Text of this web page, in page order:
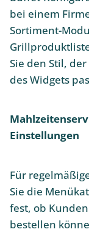
bei einem
Sortiment-
Sie den Stil,
des Widgets
Einstellungen
Für
Sie die
fest, ob
bestellen